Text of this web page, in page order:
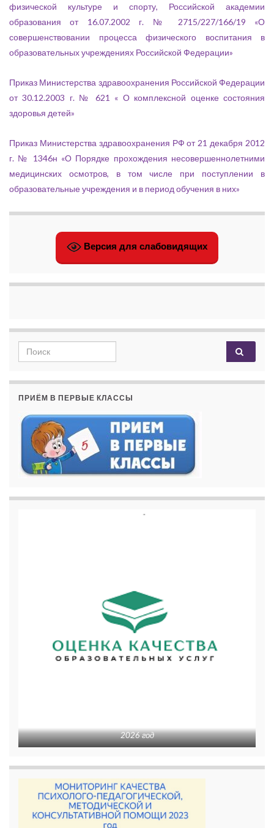
физической культуре и спорту, Российской академии
образования от 16.07.2002 г. № 2715/227/166/19 «О
совершенствовании процесса физического воспитания в
образовательных учреждениях Российской Федерации»
Приказ Министерства здравоохранения Российской Федерации
от 30.12.2003 г. № 621 « О комплексной оценке состояния
здоровья детей»
Приказ Министерства здравоохранения РФ от 21 декабря 2012
г. № 1346н «О Порядке прохождения несовершеннолетними
медицинских осмотров, в том числе при поступлении в
образовательные учреждения и в период обучения в них»
Версия для слабовидящих
Search for:
ПРИЁМ В ПЕРВЫЕ КЛАССЫ
2026 год